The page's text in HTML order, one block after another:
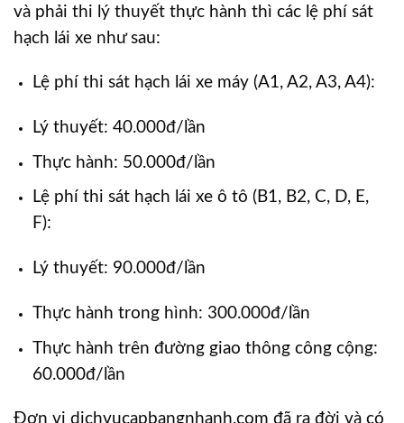
và phải thi lý thuyết thực hành thì các lệ phí sát
hạch lái xe như sau:
Lệ phí thi sát hạch lái xe máy (A1, A2, A3, A4):
Lý thuyết: 40.000đ/lần
Thực hành: 50.000đ/lần
Lệ phí thi sát hạch lái xe ô tô (B1, B2, C, D, E,
F):
Lý thuyết: 90.000đ/lần
Thực hành trong hình: 300.000đ/lần
Thực hành trên đường giao thông công cộng:
60.000đ/lần
Đơn vị dichvucapbangnhanh.com đã ra đời và có